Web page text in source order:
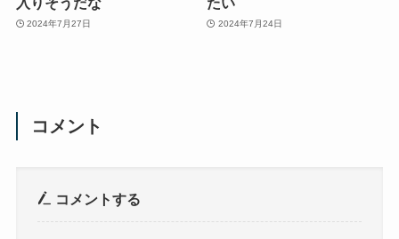
2024年7月27日 2024年7月24日
コメント
コメントする